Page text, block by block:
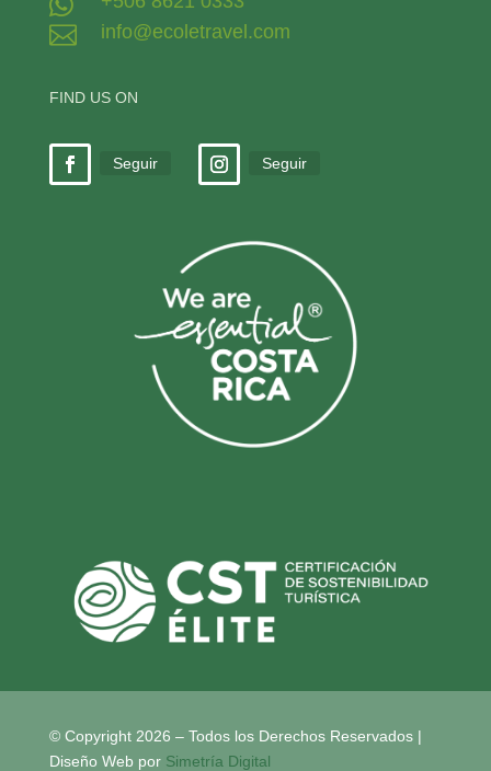
 info@ecoletravel.com
FIND US ON
Seguir Seguir
© Copyright 2026 – Todos los Derechos Reservados |
Diseño Web por Simetría Digital